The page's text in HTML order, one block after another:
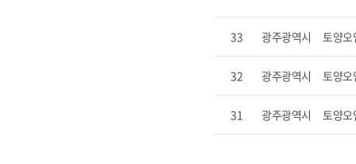
33 광주광역시 토양오
32 광주광역시 토양오
31 광주광역시 토양오